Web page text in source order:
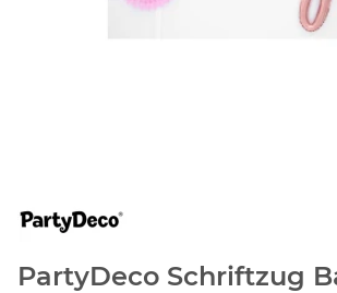
PartyDeco Schriftzug